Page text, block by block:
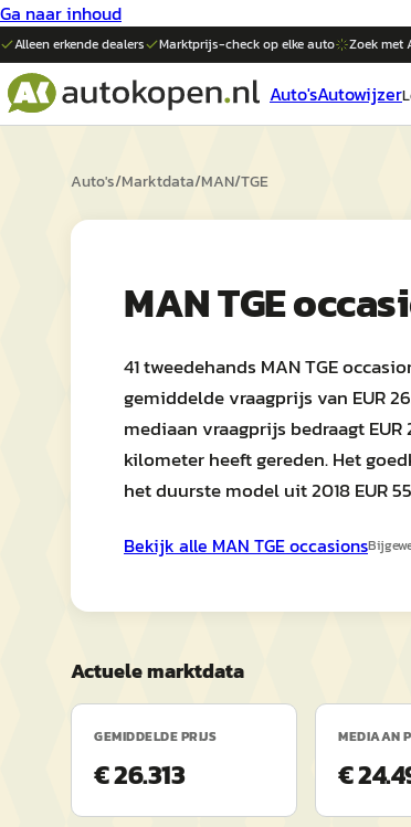
Ga naar inhoud
Alleen erkende dealers Marktprijs-check op elkeauto Zoek met
Auto'sAutowijzer
Auto's/Marktdata/MAN/TGE
MAN TGE
41 tweedehands MAN TGE
gemiddelde vraagprijs van EUR
mediaan vraagprijs bedraagt
kilometer heeft gereden. Het
het duurste model uit 2018 EUR
Bekijk alle MAN TGEoccasions
Actuele marktdata
GEMIDDELDE PRIJS
€ 26.313
MEDIAAN
€